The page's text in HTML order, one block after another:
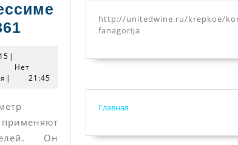
Компрессиметр
29/01/2015
|
Нет
| 21:45
Он
http://unitedwine.ru/krepkoe/
fanagorija
Главная